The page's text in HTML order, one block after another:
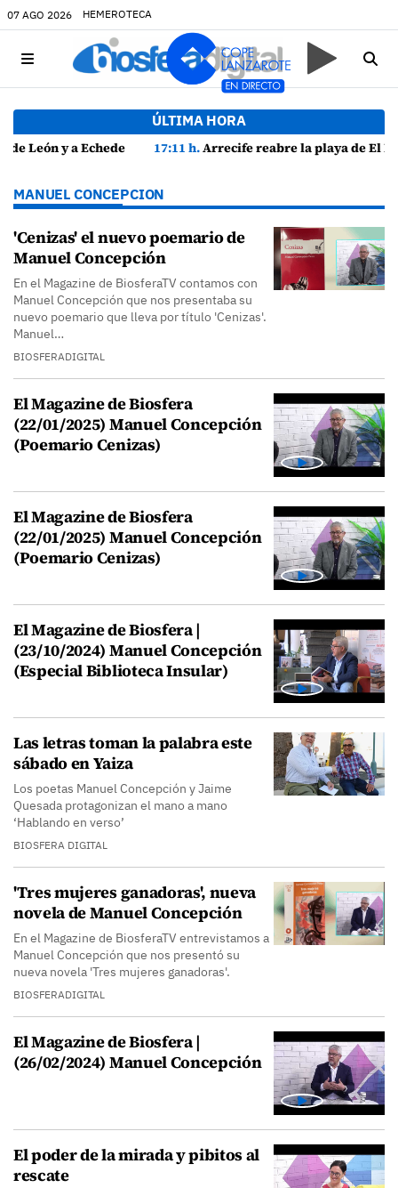
07 AGO 2026 HEMEROTECA
ÚLTIMA HORA
17:11 h.Arrecife reabre la playa de El Reducto con las últimas analíticas mostrando "una buena calidad de las aguas para el baño"
MANUEL CONCEPCION
'Cenizas' el nuevo poemario de
Manuel Concepción
En el Magazine de BiosferaTV contamos con
Manuel Concepción que nos presentaba su
nuevo poemario que lleva por título 'Cenizas'.
Manuel…
BIOSFERADIGITAL
El Magazine de Biosfera
(22/01/2025) Manuel Concepción
(Poemario Cenizas)
El Magazine de Biosfera
(22/01/2025) Manuel Concepción
(Poemario Cenizas)
El Magazine de Biosfera |
(23/10/2024) Manuel Concepción
(Especial Biblioteca Insular)
Las letras toman la palabra este
sábado en Yaiza
Los poetas Manuel Concepción y Jaime
Quesada protagonizan el mano a mano
‘Hablando en verso’
BIOSFERA DIGITAL
'Tres mujeres ganadoras', nueva
novela de Manuel Concepción
En el Magazine de BiosferaTV entrevistamos a
Manuel Concepción que nos presentó su
nueva novela 'Tres mujeres ganadoras'.
BIOSFERADIGITAL
El Magazine de Biosfera |
(26/02/2024) Manuel Concepción
El poder de la mirada y pibitos al
rescate